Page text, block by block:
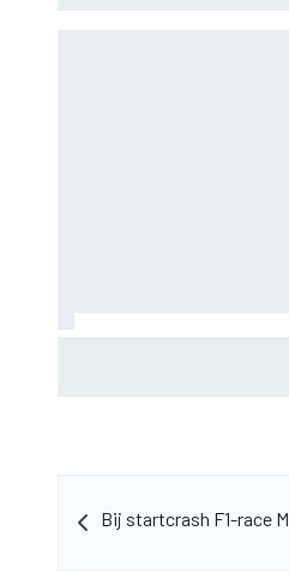
Bij startcrash F1-race